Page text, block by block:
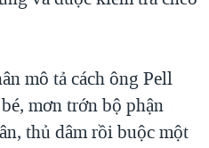
mô tả cách ông Pell
mơn trớn bộ phận
thủ dâm rồi buộc một